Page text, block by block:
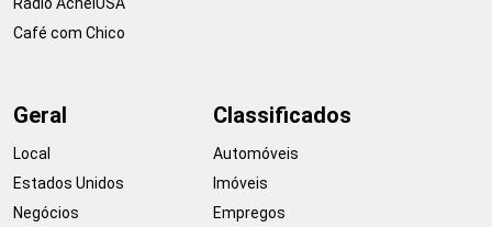
Café com Chico
Geral
Local
Estados Unidos
Negócios
Classificados
Automóveis
Imóveis
Empregos